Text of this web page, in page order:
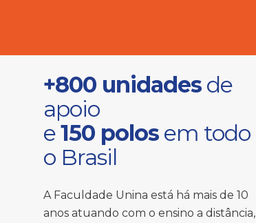
+800 unidadesde
apoio
e150 polosem todo
o Brasil
A Faculdade Unina está há mais de 10
anos atuando com o ensino a distância,